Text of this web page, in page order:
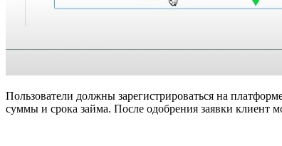
Пользователи должны зарегистрироваться на
суммы и срока займа. После одобрения заявки клиент